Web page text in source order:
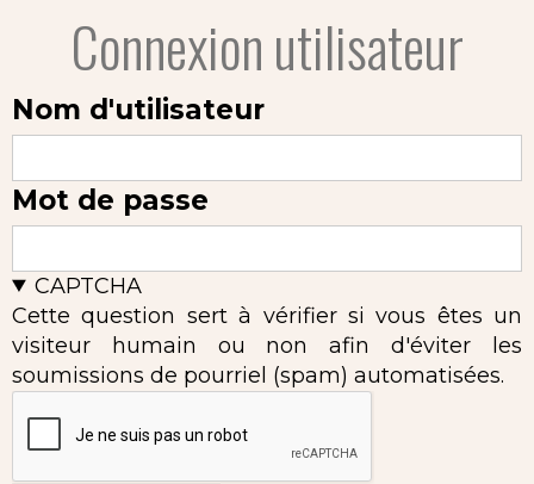
Connexion utilisateur
Nom d'utilisateur
Mot de passe
CAPTCHA
Cette question sert à vérifier si vous êtes un
visiteur humain ou non afin d'éviter les
soumissions de pourriel (spam) automatisées.